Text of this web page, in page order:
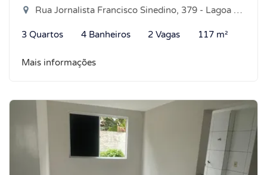
Rua Jornalista Francisco Sinedino, 379 - Lagoa Nova, Natal-RN
3 Quartos 4 Banheiros 2 Vagas 117 m²
Mais informações